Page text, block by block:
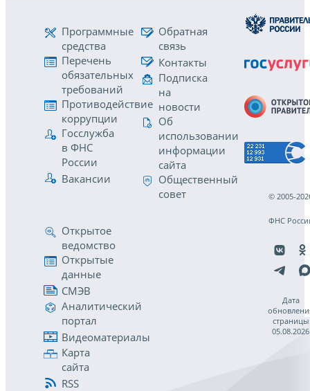
Программные
средства
Перечень
обязательных
требований
Противодействие
коррупции
Госслужба
в ФНС
России
Вакансии
Обратная
связь
Контакты
Подписка
на
новости
Об
использовании
информации
сайта
Общественный
совет
Открытое
ведомство
Открытые
данные
СМЭВ
Аналитический
портал
Видеоматериалы
Карта
сайта
RSS
© 2005-
ФНС
Дата
страницы
05.08.2026